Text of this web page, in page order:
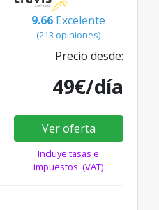
9.66 Excelente
(213 opiniones)
Precio desde:
49€/día
Ver oferta
Incluye tasas e
impuestos. (VAT)